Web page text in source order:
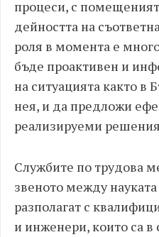
процеси, с
дейността на
роля в момента е
бъде проактивен и
на ситуацията както в
нея, и да предложи
реализируеми
Службите по трудова
звеното между
разполагат с
и инженери, които са